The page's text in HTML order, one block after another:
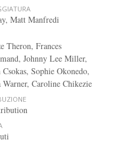
Matt Manfredi
Theron, Frances
Johnny Lee Miller,
Sophie Okonedo,
Caroline Chikezie